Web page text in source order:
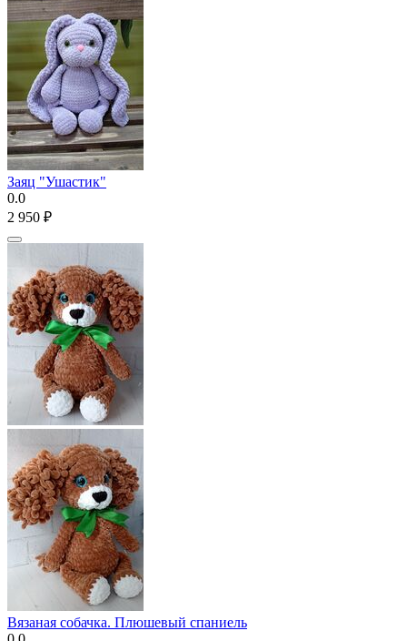
Заяц "Ушастик"
0.0
2 950 ₽
Вязаная собачка. Плюшевый спаниель